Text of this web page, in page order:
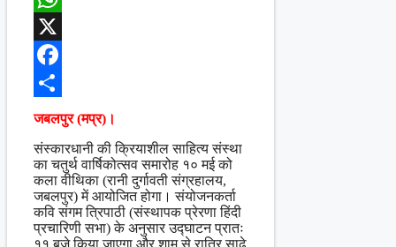
WhatsApp
X
Facebook
Share
जबलपुर (मप्र)।
संस्कारधानी की क्रियाशील साहित्य संस्था
का चतुर्थ वार्षिकोत्सव समारोह १० मई को
कला वीथिका (रानी दुर्गावती संग्रहालय,
जबलपुर) में आयोजित होगा। संयोजनकर्ता
कवि संगम त्रिपाठी (संस्थापक प्रेरणा हिंदी
प्रचारिणी सभा) के अनुसार उद्घाटन प्रातः